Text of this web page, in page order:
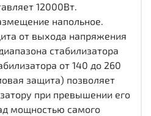
12000Вт.
напольное.
от выхода напряжения
стабилизатора
от 140 до 260
защита) позволяет
при превышении его
мощностью самого